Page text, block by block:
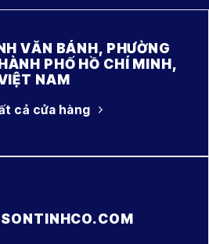
VĂN BÁNH, PHƯỜNG
PHỐ HỒ CHÍ MINH,
NAM
cả cửa hàng